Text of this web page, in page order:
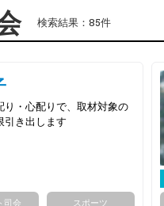
検索結果：85件
り・心配りで、取材対象の
引き出します
司会 スポーツ